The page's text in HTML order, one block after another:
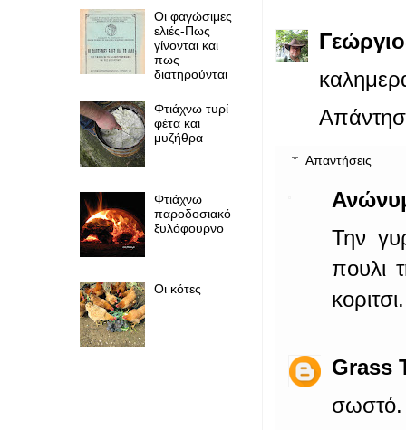
Απαντήσεις
Την
πουλι
κοριτσι.
Grass
σωστό.
Οι φαγώσιμες
ελιές-Πως
γίνονται και
πως
διατηρούνται
Φτιάχνω τυρί
φέτα και
μυζήθρα
Φτιάχνω
παροδοσιακό
ξυλόφουρνο
Οι κότες